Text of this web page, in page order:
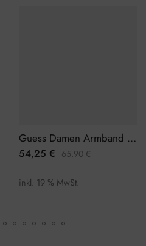
Guess Damen Armband JUBB02282JWYGWHS
54,25 € 65,90€
inkl. 19 % MwSt.